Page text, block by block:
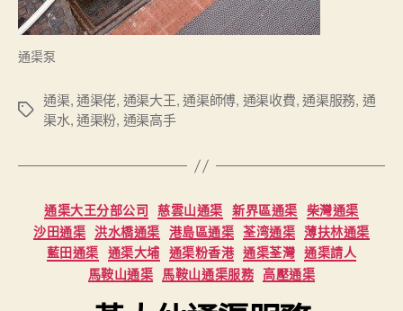
通渠泵
Tags
通渠,通渠佬, 通渠大王,通渠師傅, 通渠收費,通渠服務, 通
渠水,通渠粉, 通渠高手
Categories
通渠大王分部公司 慈雲山通渠 新界區通渠 柴灣通渠
沙田通渠 洪水橋通渠 港島區通渠 荃湾通渠 薄扶林通渠
藍田通渠 通渠大埔 通渠粉香港 通渠荃灣 通渠請人
馬鞍山通渠 馬鞍山通渠服務 高壓通渠